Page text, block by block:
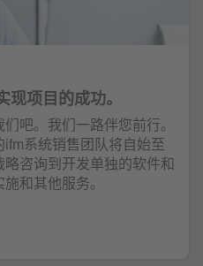
现项目的成功。
吧。我们一路伴您前行。
系统销售团队将自始至
咨询到开发单独的软件和
和其他服务。